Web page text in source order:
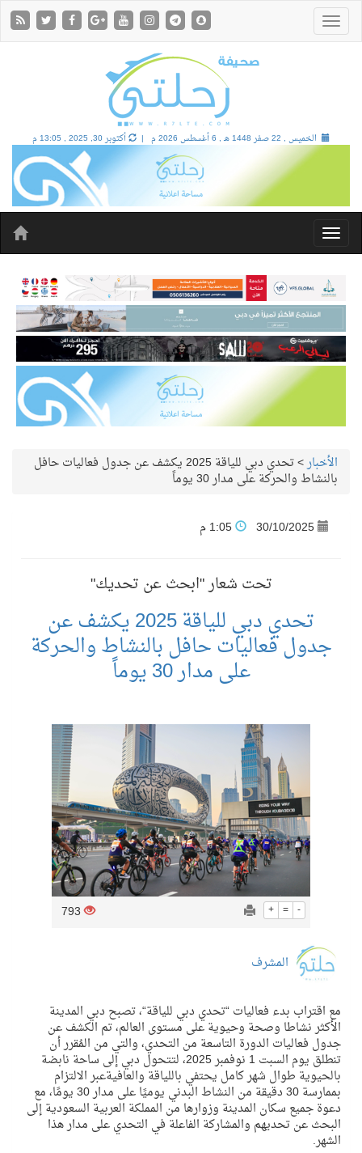
الخميس , 22 صفر 1448 هـ , 6 أغسطس 2026 م | أكتوبر 30, 2025 , 13:05 م
الأخبار> تحدي دبي للياقة 2025 يكشف عن جدول فعاليات حافل
بالنشاط والحركة على مدار 30 يوماً
30/10/2025
تحت شعار "ابحث عن تحديك"
تحدي دبي للياقة 2025 يكشف عن
جدول فعاليات حافل بالنشاط والحركة
على مدار 30 يوماً
+ = -
793
المشرف
مع اقتراب بدء فعاليات “تحدي دبي للياقة“،تصبح دبي المدينة
الأكثر نشاطا وصحة وحيوية على مستوى العالم،تم الكشف عن
جدول فعاليات الدورة التاسعة من التحدي،والتي من المُقرر أن
تنطلق يوم السبت نوفمبر2025 ،لتتحول دبي إلى ساحة نابضة
بالحيوية طوال شهر كامل يحتفي باللياقة والعافيةعبرالالتزام
بممارسة دقيقة من النشاط البدني يوميًا على مدار30 يومًا، مع
دعوةجميع سكان المدينة وزوارها من المملكة العربية السعوديةإلى
البحث عن تحديهم والمشاركة الفاعلة في التحدي على مدارهذا
الشهر.